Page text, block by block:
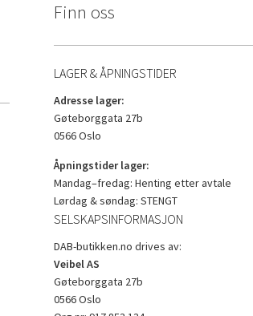
Finn oss
LAGER & ÅPNINGSTIDER
Adresse lager:
Gøteborggata 27b
0566 Oslo
Åpningstider lager:
Mandag–fredag: Henting etter avtale
Lørdag & søndag: STENGT
SELSKAPSINFORMASJON
DAB-butikken.no drives av:
Veibel AS
Gøteborggata 27b
0566 Oslo